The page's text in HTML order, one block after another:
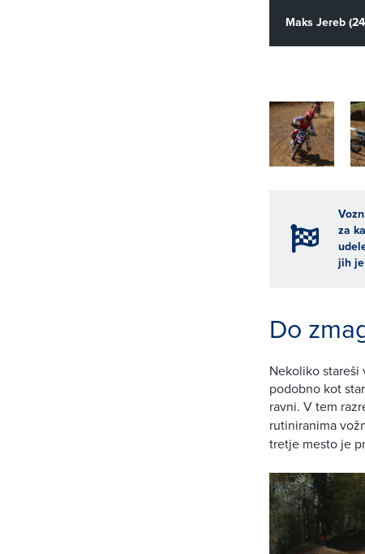
Maks Jereb
za
jih
Do
Nekoliko stareši
podobno kot
ravni. V tem
rutiniranima
tretje mesto je